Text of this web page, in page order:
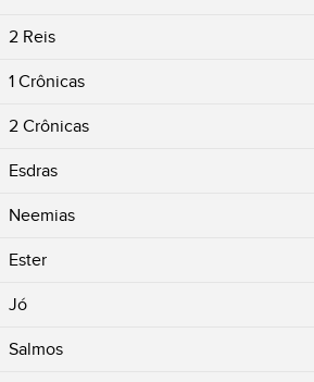
2 Reis
1 Crônicas
2 Crônicas
Esdras
Neemias
Ester
Jó
Salmos